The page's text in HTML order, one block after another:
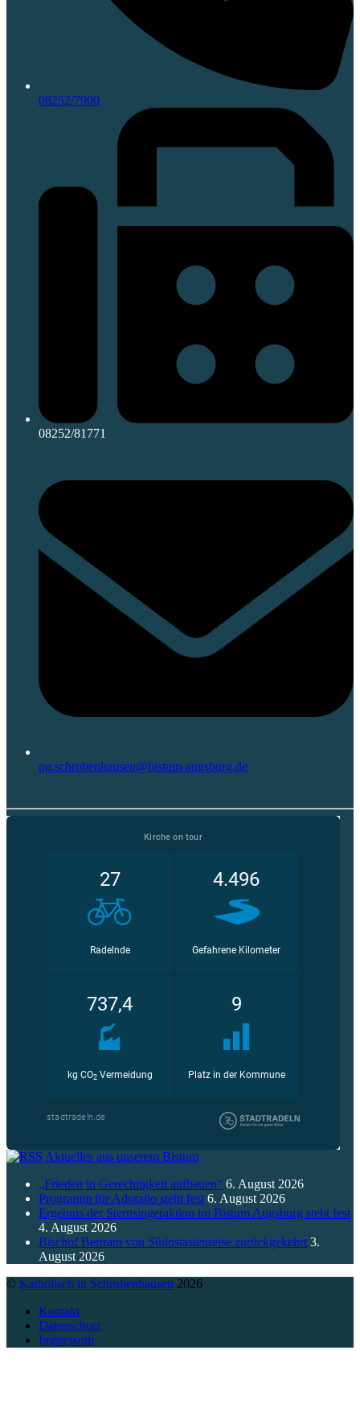
08252/7900
08252/81771
pg.schrobenhausen@bistum-augsburg.de
Aktuelles aus unserem Bistum
„Frieden in Gerechtigkeit aufbauen“ 6. August 2026
Programm für Adoratio steht fest 6. August 2026
Ergebnis der Sternsingeraktion im Bistum Augsburg steht fest
4. August 2026
Bischof Bertram von Südostasienreise zurückgekehrt 3.
August 2026
© Katholisch in Schrobenhausen 2026
Kontakt
Datenschutz
Impressum